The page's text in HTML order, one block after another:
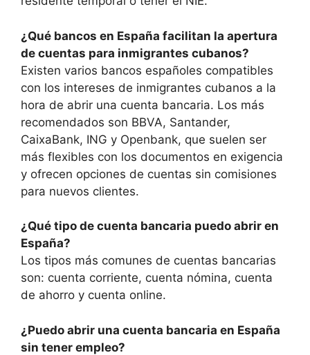
¿Qué bancos en España facilitan la apertura
de cuentas para inmigrantes cubanos?
Existen varios bancos españoles compatibles
con los intereses de inmigrantes cubanos a la
hora de abrir una cuenta bancaria. Los más
recomendados son BBVA, Santander,
CaixaBank, ING y Openbank, que suelen ser
más flexibles con los documentos en exigencia
y ofrecen opciones de cuentas sin comisiones
para nuevos clientes.
¿Qué tipo de cuenta bancaria puedo abrir en
España?
Los tipos más comunes de cuentas bancarias
son: cuenta corriente, cuenta nómina, cuenta
de ahorro y cuenta online.
¿Puedo abrir una cuenta bancaria en España
sin tener empleo?